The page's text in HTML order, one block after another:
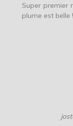
Super premier
plume est belle !